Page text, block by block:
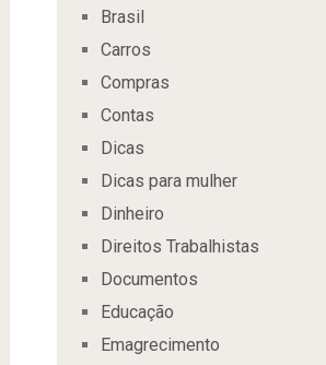
Brasil
Carros
Compras
Contas
Dicas
Dicas para mulher
Dinheiro
Direitos Trabalhistas
Documentos
Educação
Emagrecimento